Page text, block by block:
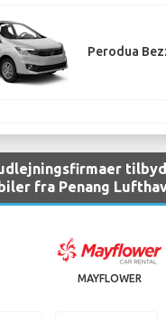
Perodua
fra Penang
MAYFLOWER